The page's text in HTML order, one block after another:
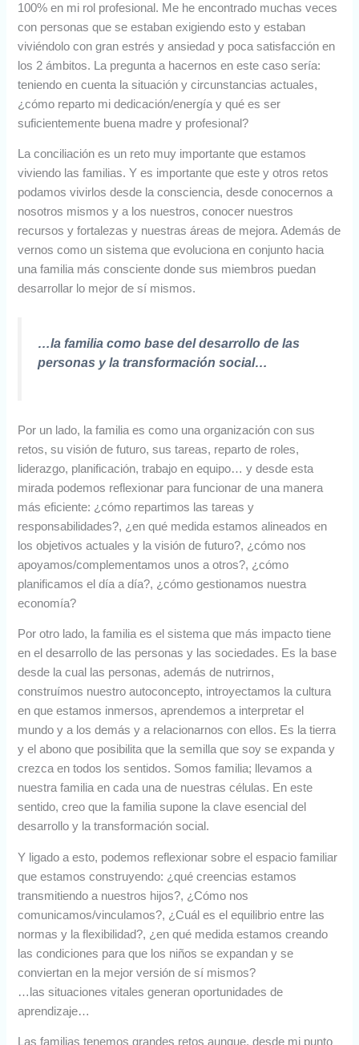
100% en mi rol profesional. Me he encontrado muchas veces
con personas que se estaban exigiendo esto y estaban
viviéndolo con gran estrés y ansiedad y poca satisfacción en
los 2 ámbitos. La pregunta a hacernos en este caso sería:
teniendo en cuenta la situación y circunstancias actuales,
¿cómo reparto mi dedicación/energía y qué es ser
suficientemente buena madre y profesional?
La conciliación es un reto muy importante que estamos
viviendo las familias. Y es importante que este y otros retos
podamos vivirlos desde la consciencia, desde conocernos a
nosotros mismos y a los nuestros, conocer nuestros
recursos y fortalezas y nuestras áreas de mejora. Además de
vernos como un sistema que evoluciona en conjunto hacia
una familia más consciente donde sus miembros puedan
desarrollar lo mejor de sí mismos.
…la familia como base del desarrollo de las
personas y la transformación social…
Por un lado, la familia es como una organización con sus
retos, su visión de futuro, sus tareas, reparto de roles,
liderazgo, planificación, trabajo en equipo… y desde esta
mirada podemos reflexionar para funcionar de una manera
más eficiente: ¿cómo repartimos las tareas y
responsabilidades?, ¿en qué medida estamos alineados en
los objetivos actuales y la visión de futuro?, ¿cómo nos
apoyamos/complementamos unos a otros?, ¿cómo
planificamos el día a día?, ¿cómo gestionamos nuestra
economía?
Por otro lado, la familia es el sistema que más impacto tiene
en el desarrollo de las personas y las sociedades. Es la base
desde la cual las personas, además de nutrirnos,
construímos nuestro autoconcepto, introyectamos la cultura
en que estamos inmersos, aprendemos a interpretar el
mundo y a los demás y a relacionarnos con ellos. Es la tierra
y el abono que posibilita que la semilla que soy se expanda y
crezca en todos los sentidos. Somos familia; llevamos a
nuestra familia en cada una de nuestras células. En este
sentido, creo que la familia supone la clave esencial del
desarrollo y la transformación social.
Y ligado a esto, podemos reflexionar sobre el espacio familiar
que estamos construyendo: ¿qué creencias estamos
transmitiendo a nuestros hijos?, ¿Cómo nos
comunicamos/vinculamos?, ¿Cuál es el equilibrio entre las
normas y la flexibilidad?, ¿en qué medida estamos creando
las condiciones para que los niños se expandan y se
conviertan en la mejor versión de sí mismos?
…las situaciones vitales generan oportunidades de
aprendizaje…
Las familias tenemos grandes retos aunque, desde mi punto